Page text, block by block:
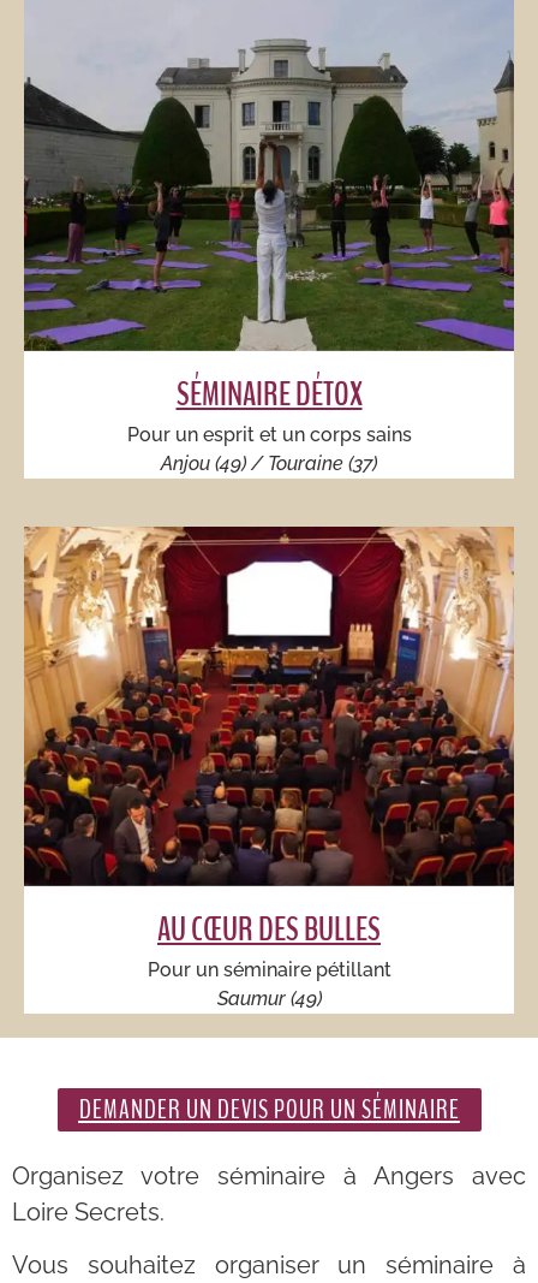
SÉMINAIRE DÉTOX​
Pour un esprit et un corps sains​
Anjou (49) / Touraine (37)
AU CŒUR DES BULLES​
Pour un séminaire pétillant​
Saumur (49)
DEMANDER UN DEVIS POUR UN SÉMINAIRE
Organisez votre séminaire à Angers avec
Loire Secrets.
Vous souhaitez organiser un séminaire à